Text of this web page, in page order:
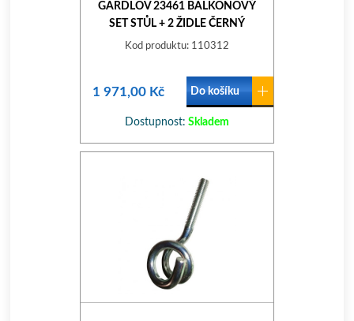
GARDLOV 23461 BALKONOVÝ
SET STŮL + 2 ŽIDLE ČERNÝ
Kod produktu: 110312
1 971,00 Kč Do košíku
Dostupnost: Skladem